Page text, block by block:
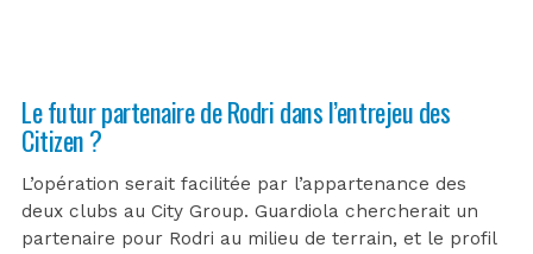
Le futur partenaire de Rodri dans l’entrejeu des
Citizen ?
L’opération serait facilitée par l’appartenance des
deux clubs au City Group. Guardiola chercherait un
partenaire pour Rodri au milieu de terrain, et le profil